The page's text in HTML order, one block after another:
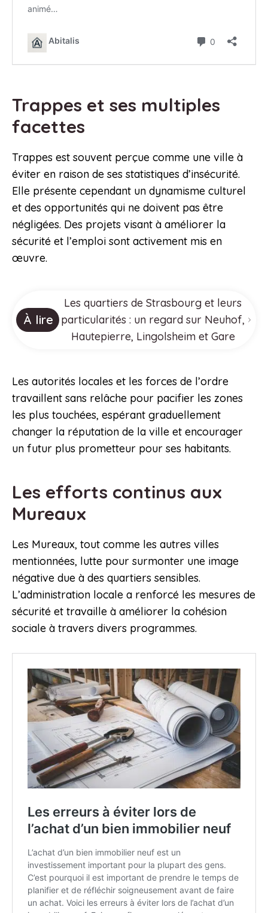
Trappes et ses multiples
facettes
Trappes est souvent perçue comme une ville à
éviter en raison de ses statistiques d’insécurité.
Elle présente cependant un dynamisme culturel
et des opportunités qui ne doivent pas être
négligées. Des projets visant à améliorer la
sécurité et l’emploi sont activement mis en
œuvre.
À lire
Les quartiers de Strasbourg et leurs
particularités : un regard sur Neuhof,
Hautepierre, Lingolsheim et Gare
Les autorités locales et les forces de l’ordre
travaillent sans relâche pour pacifier les zones
les plus touchées, espérant graduellement
changer la réputation de la ville et encourager
un futur plus prometteur pour ses habitants.
Les efforts continus aux
Mureaux
Les Mureaux, tout comme les autres villes
mentionnées, lutte pour surmonter une image
négative due à des quartiers sensibles.
L’administration locale a renforcé les mesures de
sécurité et travaille à améliorer la cohésion
sociale à travers divers programmes.